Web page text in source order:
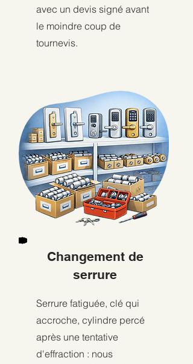
avec un devis signé avant
le moindre coup de
tournevis.
Changement de
serrure
Serrure fatiguée, clé qui
accroche, cylindre percé
après une tentative
d'effraction : nous